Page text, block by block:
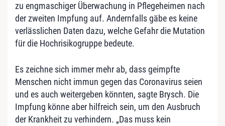
zu engmaschiger Überwachung in Pflegeheimen nach
der zweiten Impfung auf. Andernfalls gäbe es keine
verlässlichen Daten dazu, welche Gefahr die Mutation
für die Hochrisikogruppe bedeute.
Es zeichne sich immer mehr ab, dass geimpfte
Menschen nicht immun gegen das Coronavirus seien
und es auch weitergeben könnten, sagte Brysch. Die
Impfung könne aber hilfreich sein, um den Ausbruch
der Krankheit zu verhindern. „Das muss kein